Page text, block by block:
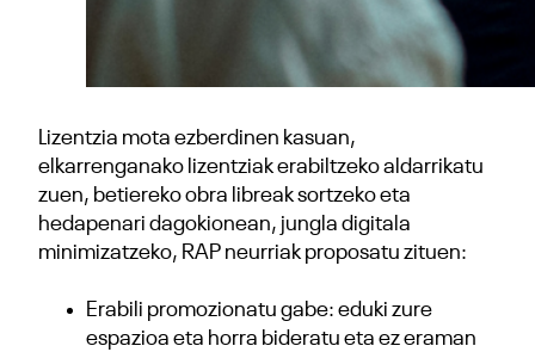
Lizentzia mota ezberdinen kasuan,
elkarrenganako lizentziak erabiltzeko aldarrikatu
zuen, betiereko obra libreak sortzeko eta
hedapenari dagokionean, jungla digitala
minimizatzeko, RAP neurriak proposatu zituen:
Erabili promozionatu gabe: eduki zure
espazioa eta horra bideratu eta ez eraman